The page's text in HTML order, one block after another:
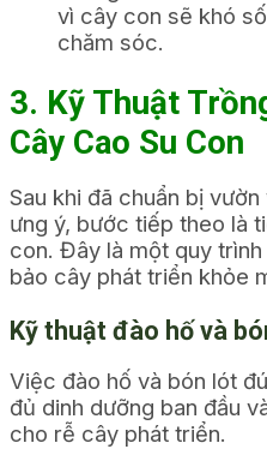
vì cây con sẽ khó
chăm sóc.
3. Kỹ Thuật
Cây Cao Su Con
Sau khi đã chuẩn bị
ưng ý, bước tiếp theo là
con. Đây là một quy
bảo cây phát triển khỏe
Kỹ thuật đào hố và
Việc đào hố và bón lót
đủ dinh dưỡng ban đầu
cho rễ cây phát triển.